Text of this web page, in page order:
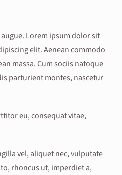
Lorem ipsum dolor sit
elit. Aenean commodo
massa. Cum sociis natoque
parturient montes, nascetur
eu, consequat vitae,
vel, aliquet nec, vulputate
rhoncus ut, imperdiet a,